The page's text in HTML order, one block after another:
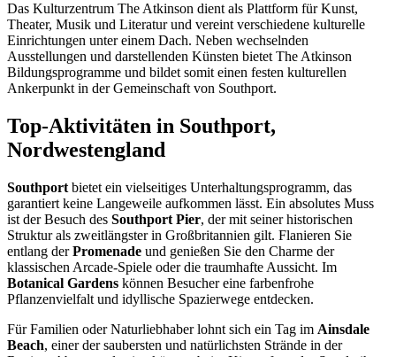
Das Kulturzentrum The Atkinson dient als Plattform für Kunst,
Theater, Musik und Literatur und vereint verschiedene kulturelle
Einrichtungen unter einem Dach. Neben wechselnden
Ausstellungen und darstellenden Künsten bietet The Atkinson
Bildungsprogramme und bildet somit einen festen kulturellen
Ankerpunkt in der Gemeinschaft von Southport.
Top-Aktivitäten in Southport,
Nordwestengland
Southport bietet ein vielseitiges Unterhaltungsprogramm, das
garantiert keine Langeweile aufkommen lässt. Ein absolutes Muss
ist der Besuch des Southport Pier, der mit seiner historischen
Struktur als zweitlängster in Großbritannien gilt. Flanieren Sie
entlang derPromenade und genießen Sie den Charme der
klassischen Arcade-Spiele oder die traumhafte Aussicht. Im
Botanical Gardens können Besucher eine farbenfrohe
Pflanzenvielfalt und idyllische Spazierwege entdecken.
Für Familien oder Naturliebhaber lohnt sich ein Tag im Ainsdale
Beach, einer der saubersten und natürlichsten Strände in der